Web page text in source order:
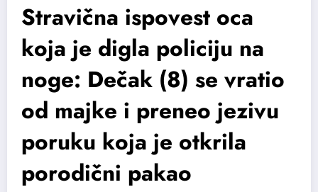
Stravična ispovest oca
koja je digla policiju na
noge: Dečak (8) se vratio
od majke i preneo jezivu
poruku koja je otkrila
porodični pakao